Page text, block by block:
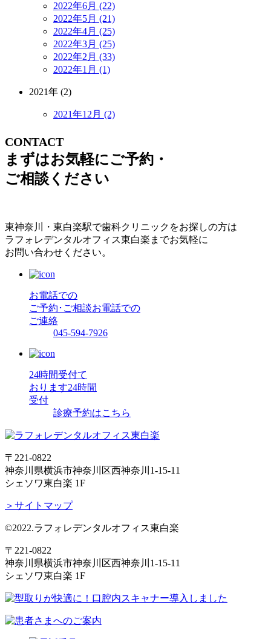
2022年6月 (22)
2022年5月 (21)
2022年4月 (25)
2022年3月 (25)
2022年2月 (33)
2022年1月 (1)
2021年 (2)
2021年12月 (2)
CONTACT
まずはお気軽にご予約・
ご相談ください
東神奈川・東白楽駅で歯科クリニックをお探しの方は
ラフォレデンタルオフィス東白楽までお気軽に
お問い合わせください。
お電話での
ご予約･ご相談お電話での
ご連絡
045-594-7926
24時間受付て
おります24時間
受付
診療予約はこちら
〒221-0822
神奈川県横浜市神奈川区西神奈川1-15-11
シェソワ東白楽 1F
＞サイトマップ
©2022.ラフォレデンタルオフィス東白楽
〒221-0822
神奈川県横浜市神奈川区西神奈川1-15-11
シェソワ東白楽 1F